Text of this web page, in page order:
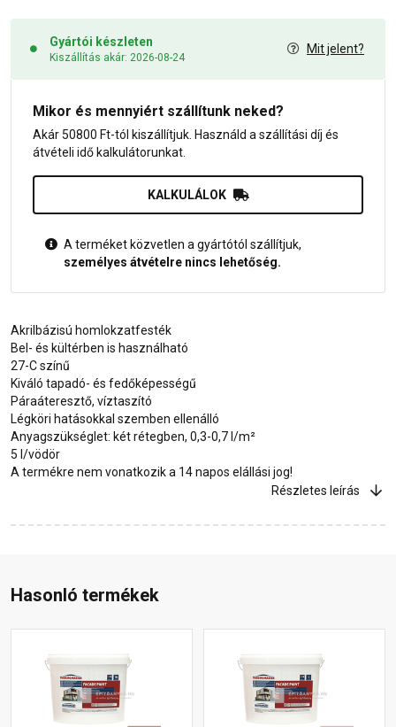
Gyártói készleten
Kiszállítás akár: 2026-08-24
Mit jelent?
Mikor és mennyiért szállítunk neked?
Akár 50800 Ft-tól kiszállítjuk. Használd a szállítási díj és
átvételi idő kalkulátorunkat.
KALKULÁLOK
A terméket közvetlen a gyártótól szállítjuk,
személyes átvételre nincs lehetőség.
Akrilbázisú homlokzatfesték
Bel- és kültérben is használható
27-C színű
Kiváló tapadó- és fedőképességű
Páraáteresztő, víztaszító
Légköri hatásokkal szemben ellenálló
Anyagszükséglet: két rétegben, 0,3-0,7 l/m²
5 l/vödör
A termékre nem vonatkozik a 14 napos elállási jog!
Részletes leírás
Hasonló termékek